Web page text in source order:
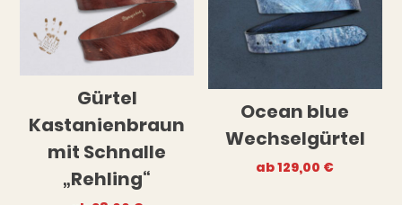
Gürtel
Kastanienbraun
mit Schnalle
„Rehling“
Ocean blue
Wechselgürtel
ab129,00 €